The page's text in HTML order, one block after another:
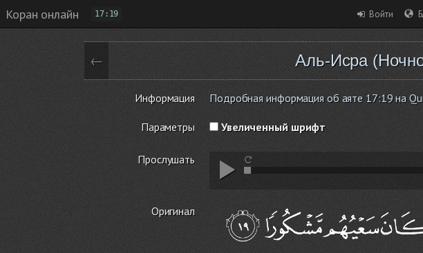
Коран онлайн 17:19 Войти
← Аль-Исра
Информация Подробная информация об аяте 17:19 на
Параметры Увеличенный шрифт
Прослушать
Оригинал